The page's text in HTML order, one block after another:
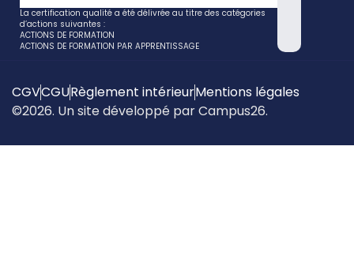
La certification qualité a été délivrée au titre des catégories
d’actions suivantes :
ACTIONS DE FORMATION
ACTIONS DE FORMATION PAR APPRENTISSAGE
CGVCGURèglement intérieurMentions légales
©2026. Un site développé par Campus26.